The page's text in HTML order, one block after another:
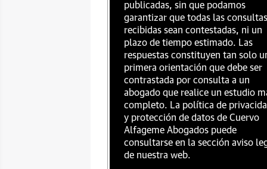
publicadas, sin que podamos
garantizar que todas las consultas
recibidas sean contestadas, ni un
plazo de tiempo estimado. Las
respuestas constituyen tan solo
primera orientación que debe ser
contrastada por consulta a un
abogado que realice un estudio
completo. La política de
y protección de datos de Cuervo
Alfageme Abogados puede
consultarse en la sección aviso
de nuestra web.